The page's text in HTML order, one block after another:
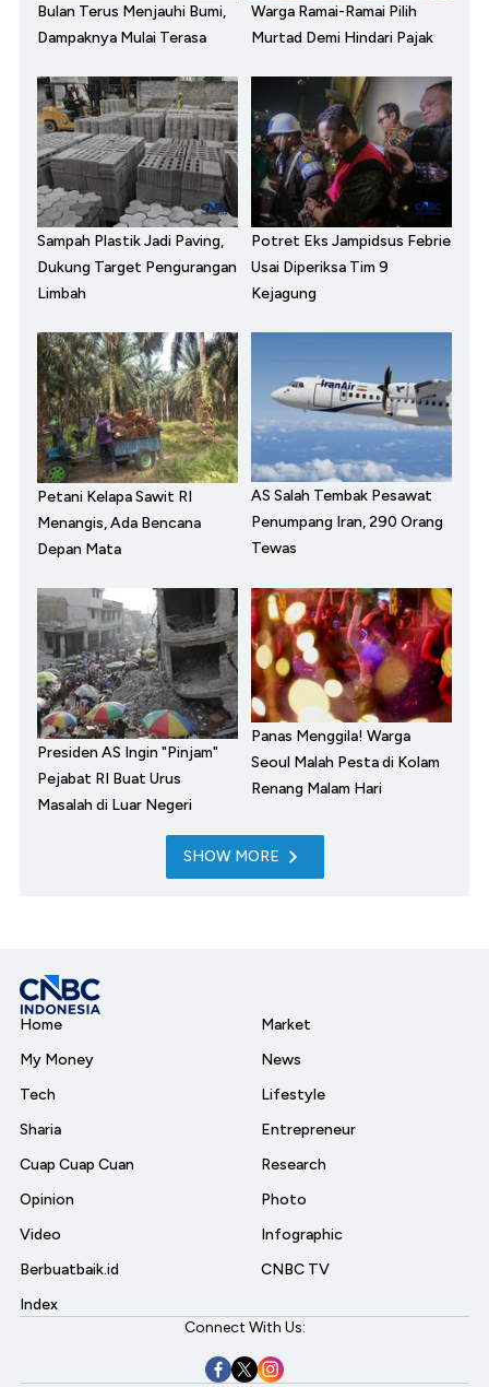
Bulan Terus Menjauhi Bumi,
Dampaknya Mulai Terasa
Warga Ramai-Ramai Pilih
Murtad Demi Hindari Pajak
Sampah Plastik Jadi Paving,
Dukung Target Pengurangan
Limbah
Potret Eks Jampidsus Febrie
Usai Diperiksa Tim 9
Kejagung
Petani Kelapa Sawit RI
Menangis, Ada Bencana
Depan Mata
AS Salah Tembak Pesawat
Penumpang Iran, 290 Orang
Tewas
Presiden AS Ingin "Pinjam"
Pejabat RI Buat Urus
Masalah di Luar Negeri
Panas Menggila! Warga
Seoul Malah Pesta di Kolam
Renang Malam Hari
SHOW MORE
Home
My Money
Tech
Sharia
Cuap Cuap Cuan
Opinion
Video
Berbuatbaik.id
Index
Market
News
Lifestyle
Entrepreneur
Research
Photo
Infographic
CNBC TV
Connect With Us: